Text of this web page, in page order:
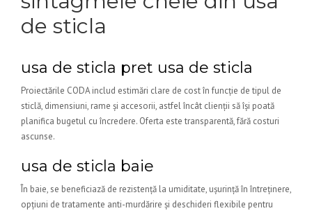
de sticla
usa de sticla pret usa de sticla
Proiectările CODA includ estimări clare de cost în funcție de tipul de
sticlă, dimensiuni, rame și accesorii, astfel încât clienții să își poată
planifica bugetul cu încredere. Oferta este transparentă, fără costuri
ascunse.
usa de sticla baie
În baie, se beneficiază de rezistență la umiditate, ușurință în întreținere,
opțiuni de tratamente anti-murdărire și deschideri flexibile pentru